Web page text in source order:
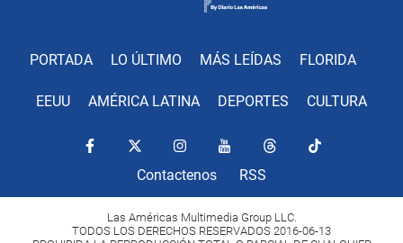
PORTADA LO ÚLTIMO MÁS LEÍDAS FLORIDA
EEUU AMÉRICA LATINA DEPORTES CULTURA
Contactenos RSS
Las Américas Multimedia Group LLC.
TODOS LOS DERECHOS RESERVADOS 2016-06-13